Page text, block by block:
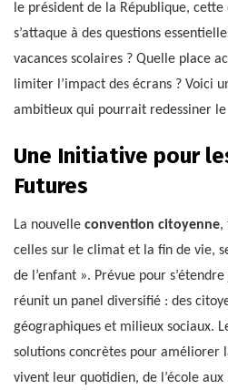
le président de la République,
s’attaque à des questions
vacances scolaires ? Quelle place
limiter l’impact des écrans ? Voici
ambitieux qui pourrait redessiner
Une Initiative pour
Futures
La nouvelle convention citoyenne,
celles sur le climat et la fin de vie,
de l’enfant ». Prévue pour
réunit un panel diversifié : des
géographiques et milieux sociaux.
solutions concrètes pour améliorer
vivent leur quotidien, de l’école aux